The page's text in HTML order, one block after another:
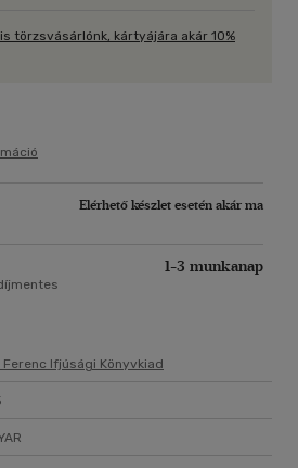
törzsvásárlónk, kártyájára akár 10%
Elérhető készlet esetén akár ma
1-3 munkanap
Ferenc Ifjúsági Könyvkiad